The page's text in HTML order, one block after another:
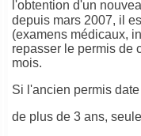
l'obtention d'un
depuis mars 2007, il
(examens médicaux,
repasser le permis de
mois.
Si l'ancien permis date
de plus de 3 ans,